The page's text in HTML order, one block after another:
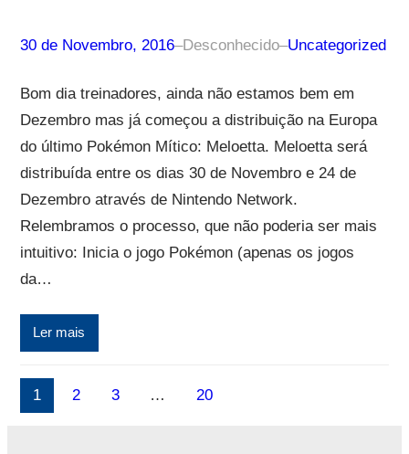
30 de Novembro, 2016–Desconhecido–Uncategorized
Bom dia treinadores, ainda não estamos bem em
Dezembro mas já começou a distribuição na Europa
do último Pokémon Mítico: Meloetta. Meloetta será
distribuída entre os dias 30 de Novembro e 24 de
Dezembro através de Nintendo Network.
Relembramos o processo, que não poderia ser mais
intuitivo: Inicia o jogo Pokémon (apenas os jogos
da…
Ler mais
1 2 3 … 20